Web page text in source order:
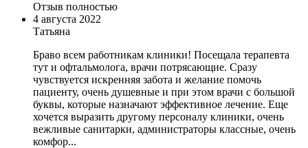
Отзыв полностью
4 августа 2022
Татьяна
Браво всем работникам клиники! Посещала терапевта
тут и офтальмолога, врачи потрясающие. Сразу
чувствуется искренняя забота и желание помочь
пациенту, очень душевные и при этом врачи с большой
буквы, которые назначают эффективное лечение. Еще
хочется выразить другому персоналу клиники, очень
вежливые санитарки, администраторы классные, очень
комфор...